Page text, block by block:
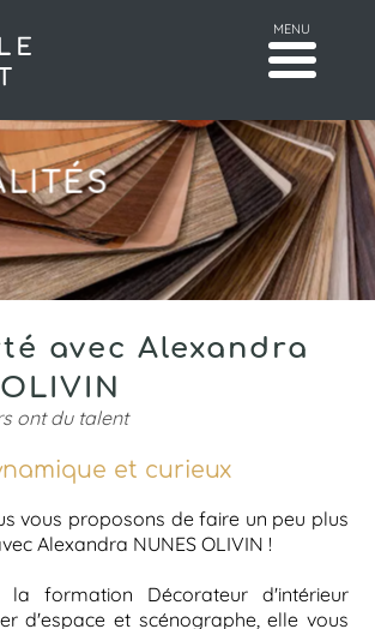
MENU
avec Alexandra
ont du talent
et curieux
vous proposons de faire un peu plus
Alexandra NUNES OLIVIN !
la formation Décorateur d'intérieur
d'espace et scénographe, elle vous